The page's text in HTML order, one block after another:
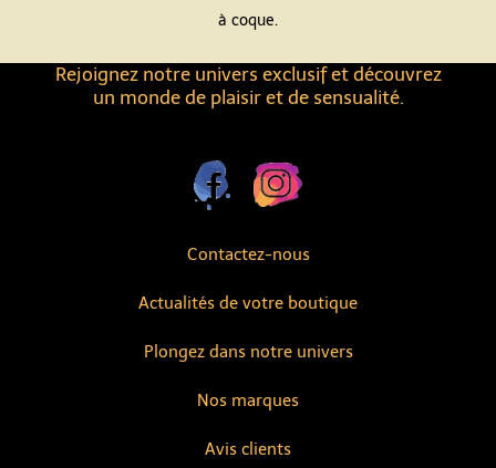
Contactez-nous
Actualités de votre boutique
Avis clients
Nos marques
Rejoignez notre univers exclusif et découvrez
un monde de plaisir et de sensualité.
Plongez dans notre univers
à coque.